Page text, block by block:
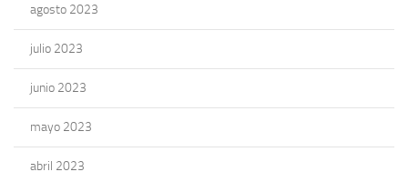
agosto 2023
julio 2023
junio 2023
mayo 2023
abril 2023